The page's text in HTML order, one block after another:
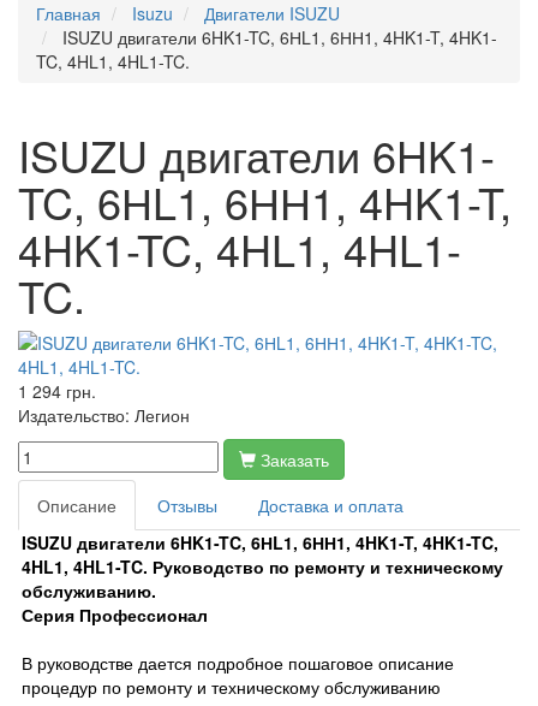
Главная
Isuzu
Двигатели ISUZU
ISUZU двигатели 6HK1-TC, 6НL1, 6НН1, 4HK1-T, 4HK1-
TC, 4HL1, 4HL1-TC.
ISUZU двигатели 6HK1-
TC, 6НL1, 6НН1, 4HK1-T,
4HK1-TC, 4HL1, 4HL1-
TC.
1 294 грн.
Издательство: Легион
Заказать
Описание
Отзывы
Доставка и оплата
ISUZU двигатели 6HK1-TC, 6НL1, 6НН1, 4HK1-T, 4HK1-TC,
4HL1, 4HL1-TC. Руководство по ремонту и техническому
обслуживанию.
Серия Профессионал
В руководстве дается подробное пошаговое описание
процедур по ремонту и техническому обслуживанию